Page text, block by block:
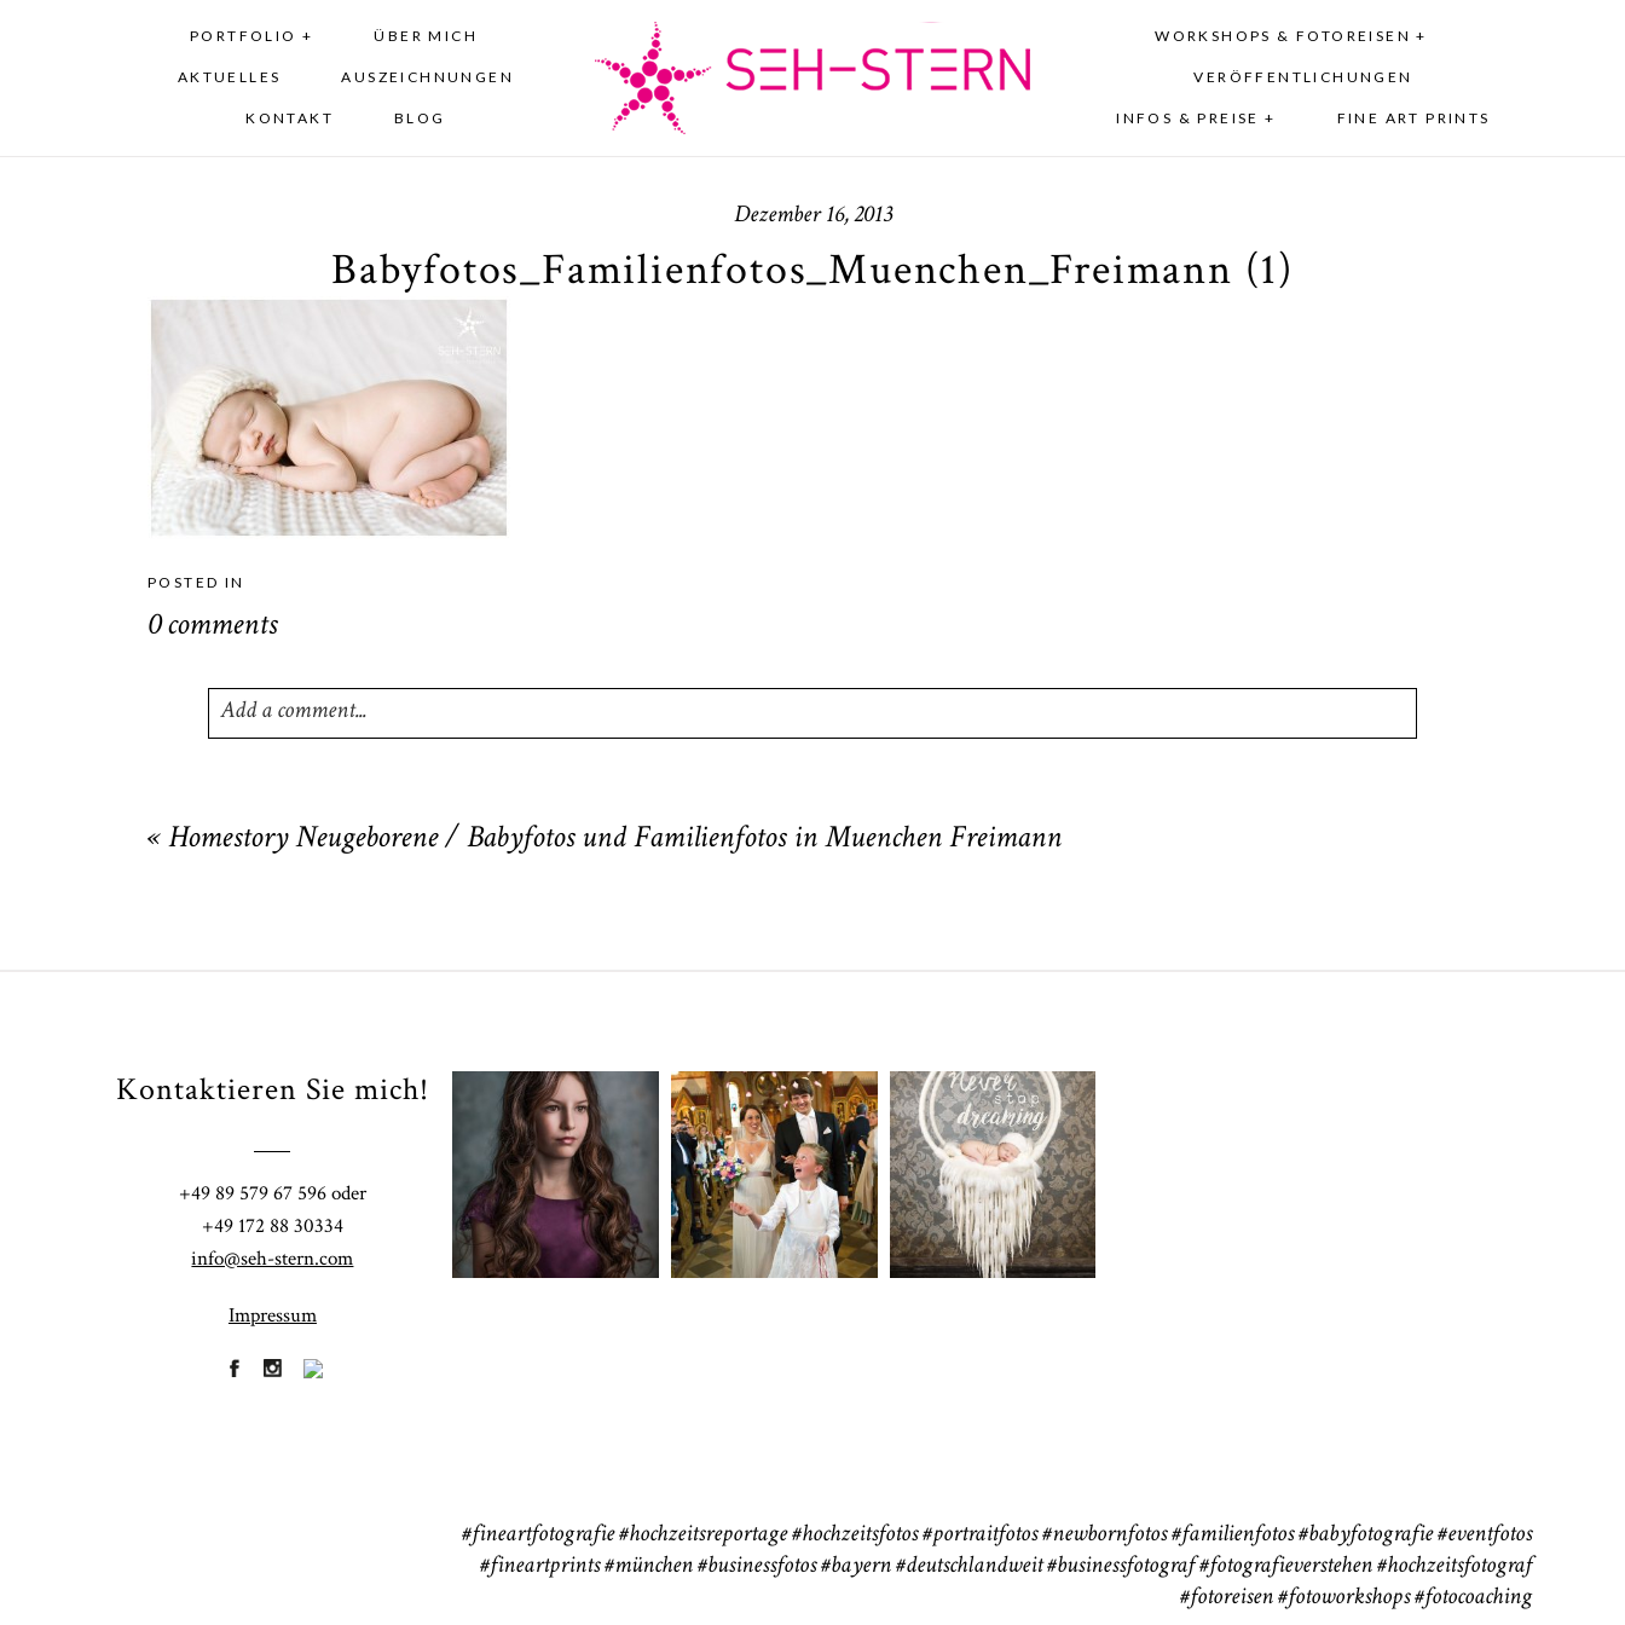
PORTFOLIO + ÜBER MICH
AKTUELLES AUSZEICHNUNGEN
KONTAKT BLOG
WORKSHOPS & FOTOREISEN +
VERÖFFENTLICHUNGEN
INFOS & PREISE + FINE ART PRINTS
Dezember 16, 2013
Babyfotos_Familienfotos_Muenchen_Freimann (1)
POSTED IN
0 comments
Add a comment...
« Homestory Neugeborene / Babyfotos und Familienfotos in Muenchen Freimann
Kontaktieren Sie mich!
+49 89 579 67 596 oder
+49 172 88 30334
info@seh-stern.com
Impressum
Fineart
41
Hochzeit
183
Baby/Newborn
72
#fineartfotografie #hochzeitsreportage #hochzeitsfotos #portraitfotos #newbornfotos #familienfotos #babyfotografie #eventfotos
#fineartprints#münchen#businessfotos#bayern #deutschlandweit #businessfotograf#fotografieverstehen #hochzeitsfotograf
#fotoreisen #fotoworkshops #fotocoaching